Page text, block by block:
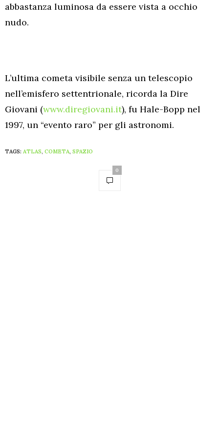
abbastanza luminosa da essere vista a occhio
nudo.
L’ultima cometa visibile senza un telescopio
nell’emisfero settentrionale, ricorda la Dire
Giovani (www.diregiovani.it), fu Hale-Bopp nel
1997, un “evento raro” per gli astronomi.
TAGS: ATLAS, COMETA, SPAZIO
0